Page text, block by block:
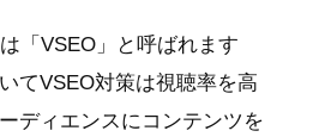
「VSEO」と呼ばれます
てVSEO対策は視聴率を高
ディエンスにコンテンツを